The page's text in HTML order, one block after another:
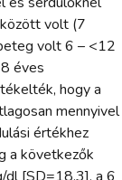
volt (7
volt 6 – <12
éves
hogy a
mennyivel
értékhez
a következők